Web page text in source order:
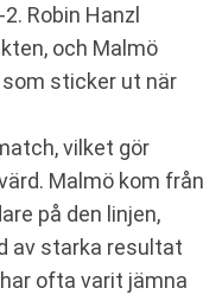
Robin Hanzl
och Malmö
sticker ut när
vilket gör
Malmö kom från
på den linjen,
av starka resultat
ofta varit jämna